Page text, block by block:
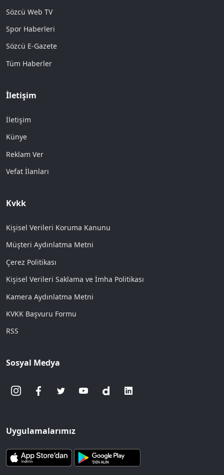
Sözcü Web TV
Spor Haberleri
Sözcü E-Gazete
Tüm Haberler
İletişim
İletişim
Künye
Reklam Ver
Vefat İlanları
Kvkk
Kişisel Verileri Koruma Kanunu
Müşteri Aydınlatma Metni
Çerez Politikası
Kişisel Verileri Saklama ve İmha Politikası
Kamera Aydınlatma Metni
KVKK Başvuru Formu
RSS
Sosyal Medya
Uygulamalarımız